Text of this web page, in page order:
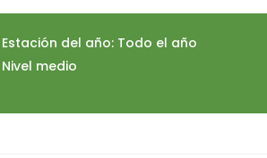
Estación del año: Todo el año
Nivel medio